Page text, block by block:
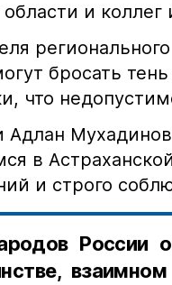
и коллег
бросать
что
в
и строго
России